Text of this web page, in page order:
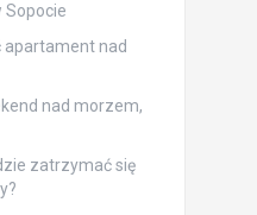
Sopocie
apartament nad
nad morzem,
zatrzymać się